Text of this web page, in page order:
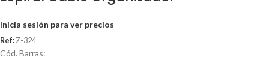
Inicia sesión para ver precios
Ref: Z-324
Cód. Barras: